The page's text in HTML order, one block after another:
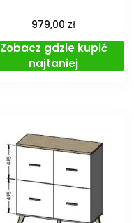
979,00zł
Zobacz gdzie kupić
najtaniej